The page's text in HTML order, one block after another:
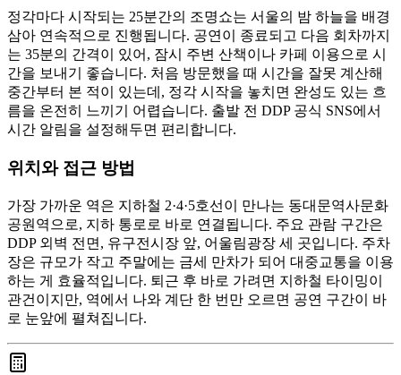
정각마다 시작되는 25분간의 조명쇼는 서울의 밤 하늘을 배경
삼아 연속적으로 진행됩니다. 공연이 종료되고 다음 회차까지
는 35분의 간격이 있어, 잠시 주변 산책이나 카페 이용으로 시
간을 보내기 좋습니다. 처음 방문했을 때 시간을 잘못 계산해
중간부터 본 적이 있는데, 정각 시작을 놓치면 완성도 있는 흐
름을 온전히 느끼기 어렵습니다. 출발 전 DDP 공식 SNS에서
시간 알림을 설정해두면 편리합니다.
위치와 접근 방법
가장 가까운 역은 지하철 2·4·5호선이 만나는 동대문역사문화
공원역으로, 지하 통로로 바로 연결됩니다. 주요 관람 구간은
DDP 외벽 전면, 유구전시장 앞, 어울림광장 세 곳입니다. 주차
장은 규모가 작고 주말에는 금세 만차가 되어 대중교통을 이용
하는 게 효율적입니다. 퇴근 후 바로 가려면 지하철 타이밍이
관건이지만, 역에서 나와 계단 한 번만 오르면 공연 구간이 바
로 눈앞에 펼쳐집니다.